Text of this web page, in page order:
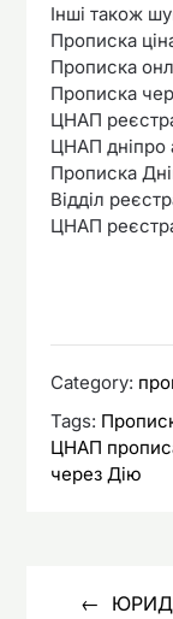
Інші також
Прописка
Прописка
Прописка
ЦНАП
ЦНАП дніпро
Прописка
Відділ
ЦНАП
Category:
Tags:
ЦНАП
через Дію